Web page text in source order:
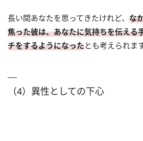
長い間あなたを思ってきたけれど、 な
焦った彼は、あなたに気持ちを伝える
チをするようになったとも考えられます
（4）異性としての下心